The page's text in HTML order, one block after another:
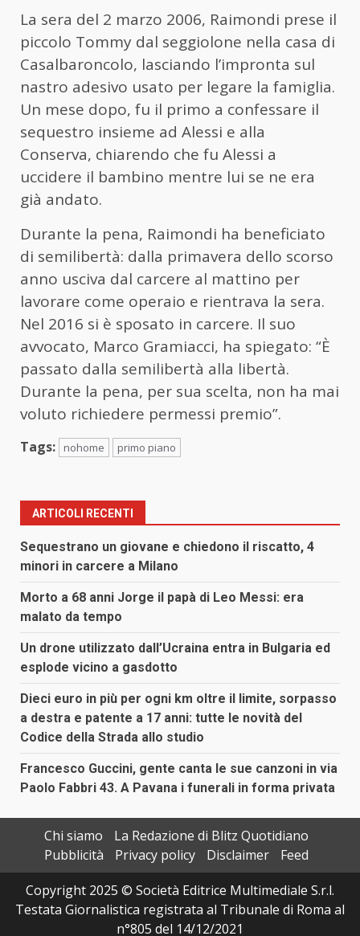
La sera del 2 marzo 2006, Raimondi prese il
piccolo Tommy dal seggiolone nella casa di
Casalbaroncolo, lasciando l’impronta sul
nastro adesivo usato per legare la famiglia.
Un mese dopo, fu il primo a confessare il
sequestro insieme ad Alessi e alla
Conserva, chiarendo che fu Alessi a
uccidere il bambino mentre lui se ne era
già andato.
Durante la pena, Raimondi ha beneficiato
di semilibertà: dalla primavera dello scorso
anno usciva dal carcere al mattino per
lavorare come operaio e rientrava la sera.
Nel 2016 si è sposato in carcere. Il suo
avvocato, Marco Gramiacci, ha spiegato: “È
passato dalla semilibertà alla libertà.
Durante la pena, per sua scelta, non ha mai
voluto richiedere permessi premio”.
Tags: nohome primo piano
ARTICOLI RECENTI
Sequestrano un giovane e chiedono il riscatto, 4
minori in carcere a Milano
Morto a 68 anni Jorge il papà di Leo Messi: era
malato da tempo
Un drone utilizzato dall’Ucraina entra in Bulgaria ed
esplode vicino a gasdotto
Dieci euro in più per ogni km oltre il limite, sorpasso
a destra e patente a 17 anni: tutte le novità del
Codice della Strada allo studio
Francesco Guccini, gente canta le sue canzoni in via
Paolo Fabbri 43. A Pavana i funerali in forma privata
Chi siamo
La Redazione di Blitz Quotidiano
Pubblicità
Privacy policy Disclaimer
Feed
Copyright 2025 © Società Editrice Multimediale S.r.l.
Testata Giornalistica registrata al Tribunale di Roma al
n°805 del 14/12/2021